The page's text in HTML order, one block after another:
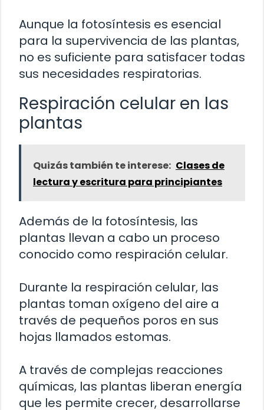
Aunque la fotosíntesis es esencial
para la supervivencia de las plantas,
no es suficiente para satisfacer todas
sus necesidades respiratorias.
Respiración celular en las
plantas
Quizás también te interese: Clases de
lectura y escritura para principiantes
Además de la fotosíntesis, las
plantas llevan a cabo un proceso
conocido como respiración celular.
Durante la respiración celular, las
plantas toman oxígeno del aire a
través de pequeños poros en sus
hojas llamados estomas.
A través de complejas reacciones
químicas, las plantas liberan energía
que les permite crecer, desarrollarse